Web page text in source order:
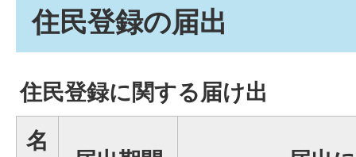
住民登録の届出
住民登録に関する届け出
名